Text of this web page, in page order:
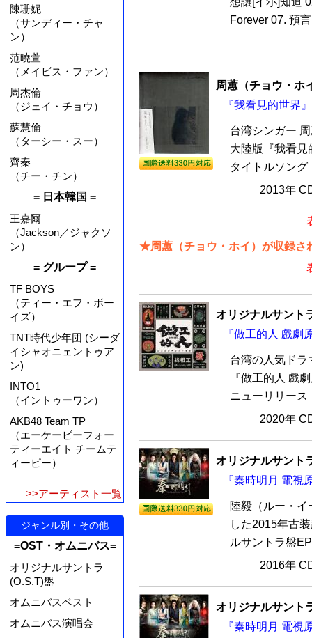
陳珊妮
（サンディー・チャ
ン）
范曉萱
（メイビス・ファン）
周杰倫
（ジェイ・チョウ）
蘇慧倫
（ターシー・スー）
齊秦
（チー・チン）
= 日本韓国 =
王嘉爾
（Jackson／ジャクソ
ン）
= グループ =
TF BOYS
（ティー・エフ・ボー
イズ）
TNT時代少年団 (シーダ
イシャオニェントゥア
ン)
INTO1
（イントゥーワン）
AKB48 Team TP
（エーケービーフォー
ティーエイト チームテ
ィーピー）
>>アーティスト一覧
ジャンル別・その他
=OST・オムニバス=
オリジナルサントラ
(O.S.T)盤
オムニバスベスト
オムニバス演唱会
Forever 07. 預
周蕙（チョウ・ホ
『我看見的世界
台湾シンガー
大陸版『我看見
タイトルソン
2013年
★周蕙（チョウ・ホイ）が収録さ
オリジナルサント
『做工的人 戲劇
台湾の人気ドラ
『做工的人 戲
ニューリリース
2020年
オリジナルサント
『秦時明月 電視
陸毅（ルー・
した2015年古
ルサントラ盤
2016年
オリジナルサント
『秦時明月 電視